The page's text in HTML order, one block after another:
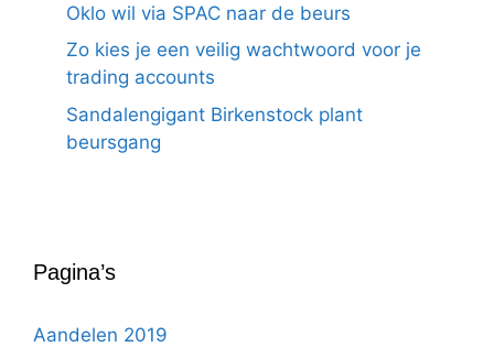
Oklo wil via SPAC naar de beurs
Zo kies je een veilig wachtwoord voor je
trading accounts
Sandalengigant Birkenstock plant
beursgang
Pagina’s
Aandelen 2019